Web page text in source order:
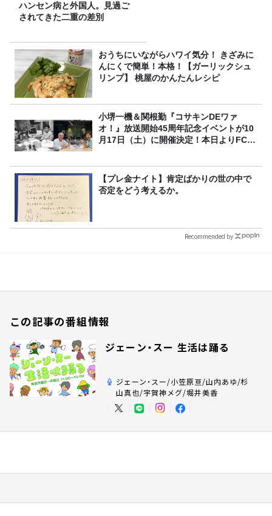
ハンセン病と外国人。見過ご
されてきた二重の差別
おうちにいながらハワイ気分！ きざみに
んにくで簡単！本格！【ガーリックシュ
リンプ】 桃屋のかんたんレシピ
小堺一機＆関根勤『コサキンDEワァ
オ！』放送開始45周年記念イベントが10
月17日（土）に開催決定！本日よりFC先
【プレ金ナイト】肯定ばかりの世の中で
否定をどう考えるか。
Recommended by
この記事の番組情報
ジェーン・スー 生活は踊る
ジェーン・スー/小笠原亘/山内あゆ/杉
山真也/宇賀神メグ/堀井美香